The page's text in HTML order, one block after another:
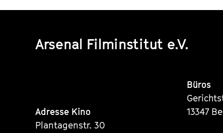
Arsenal Filminstitut e.V.
Adresse Kino
Plantagenstr. 30
Büros
13347